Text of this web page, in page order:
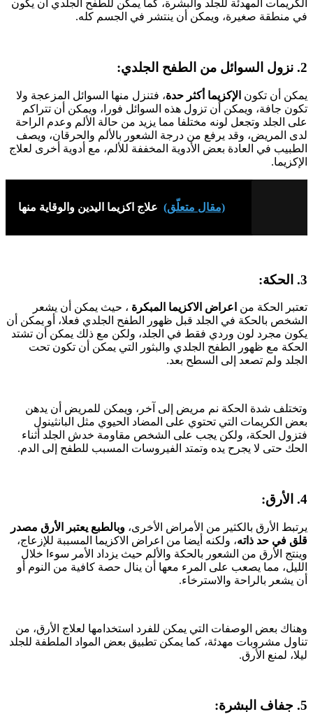
الكريمات المهدئة للجلد والبشرة، كما يمكن للطفح الجلدي أن يكون
في منطقة صغيرة، ويمكن أن ينتشر في الجسم كله.
2. نزول السوائل من الطفح الجلدي:
يمكن أن تكون الإكزيما أكثر حدة، فتنزل منها السوائل المزعجة ولا
تكون جافة، ويمكن أن تزول هذه السوائل فورا، ويمكن أن تتراكم
على الجلد وتجعل لونه مختلفا مما يزيد من حالة الألم وعدم الراحة
لدى المريض، وقد يرفع من درجة الشعور بالألم والحرقان، ويصف
الطبيب في العادة بعض الأدوية المخففة للألم، مع أدوية أخرى لعلاج
الإكزيما.
(مقال متعلّق) علاج اكزيما اليدين والوقاية منها
3. الحكة:
تعتبر الحكة من اعراض الاكزيما المبكرة ، حيث يمكن أن يشعر
الشخص بالحكة في الجلد قبل ظهور الطفح الجلدي فعلا، أو يمكن أن
يكون مجرد لون وردي فقط في الجلد، ولكن مع ذلك يمكن أن تشتد
الحكة مع ظهور الطفح الجلدي والبثور التي يمكن أن تكون تحت
الجلد ولم تصعد إلى السطح بعد.
وتختلف شدة الحكة نم مريض إلى آخر، ويمكن للمريض أن يدهن
بعض الكريمات التي تحتوي على المضاد الحيوي مثل البانثينول
فتزول الحكة، ولكن يجب على الشخص مقاومة خدش الجلد أثناء
الحك حتى لا يجرح يده وتمتد الفيروسات المسبب للطفح إلى الدم.
4. الأرق:
يرتبط الأرق بالكثير من الأمراض الأخرى، وبالطبع يعتبر الأرق مصدر
قلق في حد ذاته، ولكنه أيضا من اعراض الاكزيما المسببة للإزعاج،
وينتج الأرق من الشعور بالحكة والألم حيث يزداد الأمر سوءا خلال
الليل، مما يصعب على المرء معها أن ينال حصة كافية من النوم أو
أن يشعر بالراحة والاسترخاء.
وهناك بعض الوصفات التي يمكن للفرد استخدامها لعلاج الأرق، من
تناول مشروبات مهدئة، كما يمكن تطبيق بعض المواد الملطفة للجلد
ليلا، لمنع الأرق.
5. جفاف البشرة: